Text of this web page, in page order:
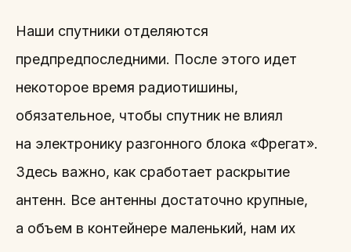
Наши спутники отделяются
предпредпоследними. После этого идет
некоторое время радиотишины,
обязательное, чтобы спутник не влиял
на электронику разгонного блока «Фрегат».
Здесь важно, как сработает раскрытие
антенн. Все антенны достаточно крупные,
а объем в контейнере маленький, нам их